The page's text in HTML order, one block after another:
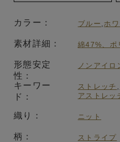
カラー： ブルー ホ
素材詳細： 綿47%、ポ
形態安定
性：
ノンアイロ
キーワー
ド：
ストレッチ
アストレッ
織り： ニット
柄： ストライプ